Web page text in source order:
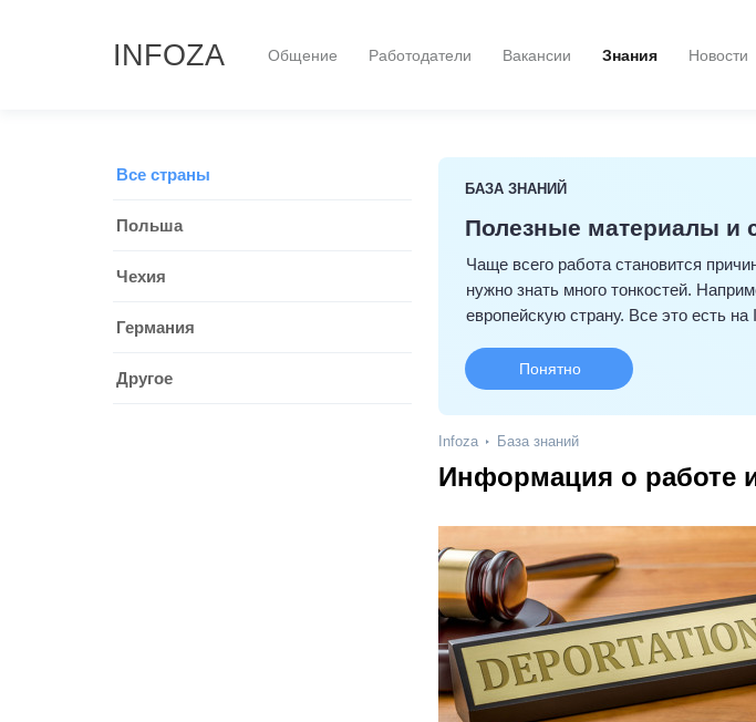
INFOZA Общение Работодатели Вакансии Знания Новости
Все страны
Польша
Чехия
Германия
Другое
БАЗА ЗНАНИЙ
Полезные материалы и
Чаще всего работа становится
нужно знать много тонкостей.
европейскую страну. Все это есть на
Понятно
Infoza База знаний
Информация о работе